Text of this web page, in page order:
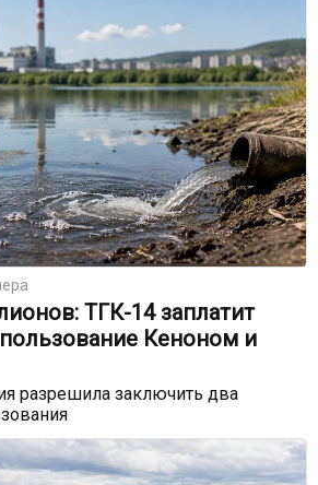
ТГК-14 заплатит
пользование Кеноном и
разрешила заключить два